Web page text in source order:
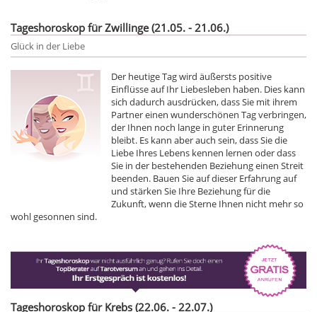
Tageshoroskop für Zwillinge (21.05. - 21.06.)
Glück in der Liebe
Der heutige Tag wird äußersts positive
Einflüsse auf Ihr Liebesleben haben. Dies kann
sich dadurch ausdrücken, dass Sie mit ihrem
Partner einen wunderschönen Tag verbringen,
der Ihnen noch lange in guter Erinnerung
bleibt. Es kann aber auch sein, dass Sie die
Liebe Ihres Lebens kennen lernen oder dass
Sie in der bestehenden Beziehung einen Streit
beenden. Bauen Sie auf dieser Erfahrung auf
und stärken Sie Ihre Beziehung für die
Zukunft, wenn die Sterne Ihnen nicht mehr so
wohl gesonnen sind.
Tageshoroskop für Krebs (22.06. - 22.07.)